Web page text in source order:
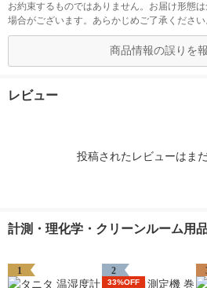
お約束するものではありません。お届け形態
場合がございます。あらかじめご了承ください
商品情報の誤りを
レビュー
投稿されたレビューはま
計測・理化学・クリーンルーム用
1 2
33%OFF